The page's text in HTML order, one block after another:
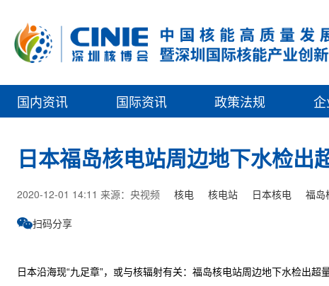
国内资讯 国际资讯 政策法规 企
日本福岛核电站周边地下水检出
2020-12-01 14:11 来源：央视频 核电 核电站 日本核电 福岛
扫码分享
日本沿海现“九足章”，或与核辐射有关：福岛核电站周边地下水检出超